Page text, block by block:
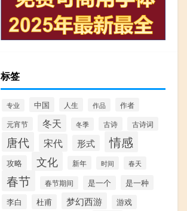
标签
专业 中国 人生 作品
作者
元宵节
冬天 冬季 古诗 古诗词
唐代 宋代 形式 情感
攻略 文化 新年 时间 春天
春节 春节期间 是一个
是一种
李白
杜甫 梦幻西游 游戏